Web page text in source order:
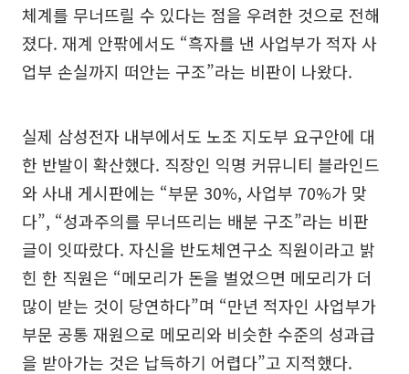
체계를 무너뜨릴 수 있다는 점을 우려한 것으로 전해
졌다. 재계 안팎에서도 “흑자를 낸 사업부가 적자 사
업부 손실까지 떠안는 구조”라는 비판이 나왔다.
실제 삼성전자 내부에서도 노조 지도부 요구안에 대
한 반발이 확산했다. 직장인 익명 커뮤니티 블라인드
와 사내 게시판에는 “부문 30%, 사업부 70%가 맞
다”, “성과주의를 무너뜨리는 배분 구조”라는 비판
글이 잇따랐다. 자신을 반도체연구소 직원이라고 밝
힌 한 직원은 “메모리가 돈을 벌었으면 메모리가 더
많이 받는 것이 당연하다”며 “만년 적자인 사업부가
부문 공통 재원으로 메모리와 비슷한 수준의 성과급
을 받아가는 것은 납득하기 어렵다”고 지적했다.